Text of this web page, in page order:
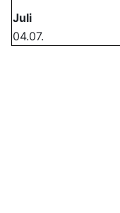
Juli
04.07.